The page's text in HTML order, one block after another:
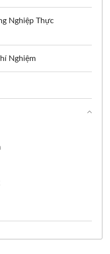
Nghiệp Thực
Nghiệm